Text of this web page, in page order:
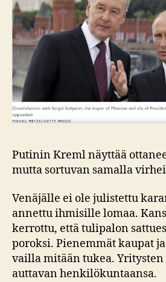
Putinin Kreml näyttää
mutta sortuvan samalla
Venäjälle ei ole julistettu
annettu ihmisille lomaa.
kerrottu, että tulipalon
poroksi. Pienemmät kaupat
vailla mitään tukea. Yritysten
auttavan henkilökuntaansa.